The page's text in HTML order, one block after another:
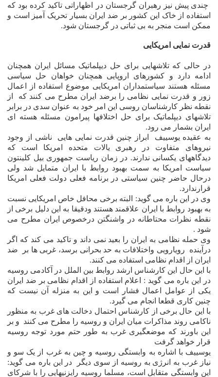
چندى پيش نيز رهبران گرجستان در اظهاراتى تاکيد کرده بود که
استفاده از خاک اين کشور بر ضد ايران بسيار تحريک آميز است و
ممکن است منجر به بى ثباتى در گرجستان شود.
قدرت نمايى امريکايى
در حالى که تلاشهايى براى حل ديپلماتيک مسائل ايران همچنان
ادامه دارد و کشورهاى اروپايى همچنان خواهان حل سياسى
مسئله هستند سياستمداران امريکايى موضوع استفاده از اعمال
زور و قدرت نمايى نظامى را برضد ايران مطرح مى کنند که
از
نقطه نظر کارشناسان روسى اين امر خود به عنوان سدى در برابر
تلاشهاى ديپلماتيک براى حل اختلافها پيرامون مسئله هسته اى
ايران بشمار مى رود.
به عقيده يوسييف
ابراز چنين قدرت نمايى هايى
ناشى از وجود
نيروهاى متفاوت در رهبرى يالات متحده امريکا است که
ديدگاههاى يکسانى ندارند. در زمان رياست جمهورى بيل کلينتون
سياست امريکا به سمت بهبود روابط با ايران متمايل شد ولى
درحال حاضر چنين سياستى در برنامه فعلى دولت فعلى امريکا
قرارندارد.
وى در اين باره مى گويد: البته برخى محافل خاص امريکايى نسبت
به بهبود روابط با ايران علاقمند هستند ودقيقا به اين دليل برخى از
نقطه نظرات محتاطانه در واشنگتن درخصوص ايران مطرح مى
شود .
وى حمله نظامى به ايران را بعيد نمى داند و تاکيد مى کند که اگر
درآينده
رويارويى واختلافات به حد بحرانى برسد، غربى ها بر
ضد
ايران از اقدام نظامى استفاده مى کنند.
با اين حال اين کارشناس ارشد روابط بين الملل در آکادمى روسيه
در اين باره مى گويد : اعلام استفاده از اقدام نظامى بر ضد ايران
‌يکى از عوامل اعمال فشار است و اين به منزله آن نيست که
چنين کارى قطعا انجام مى گيرد.
‌با اين حال برخى از کارشناس احتمال دخالت هاى غرب به منظور
ناکامى روند مذاکرات ميان ايران و روسيه را مطرح مى کنند و بر
اين باورند که موضعگيرى غرب به طور حتم مورد توجه روسيه
قرار خواهد گرفت
يوسييف با اشاره به وابستگى روسيه و چين به غرب از يک سو و
نياز غرب به انرژى به روسيه از سوى ديگر
در اين باره مى گويد:‌
اين وابستگى متقابل است، مسلما ‌روسيه رايزنيهايى را با شرکاى